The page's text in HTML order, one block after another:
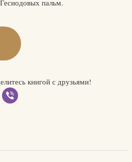
пальм.
книгой с друзьями!